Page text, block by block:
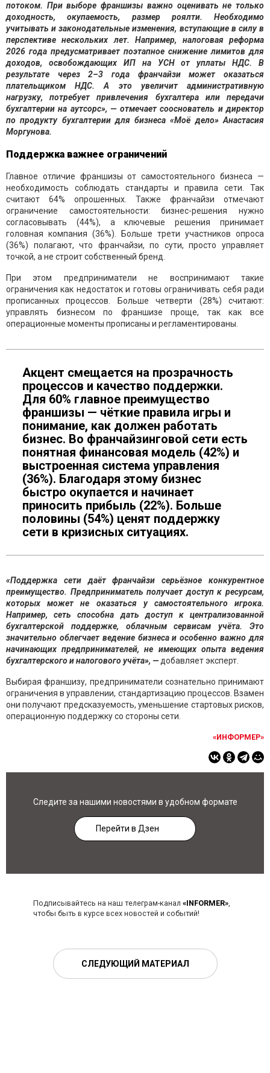
потоком. При выборе франшизы важно оценивать не только
доходность, окупаемость, размер роялти. Необходимо
учитывать и законодательные изменения, вступающие в силу в
перспективе нескольких лет. Например, налоговая реформа
2026 года предусматривает поэтапное снижение лимитов для
доходов, освобождающих ИП на УСН от уплаты НДС. В
результате через 2–3 года франчайзи может оказаться
плательщиком НДС. А это увеличит административную
нагрузку, потребует привлечения бухгалтера или передачи
бухгалтерии на аутсорс», — отмечает сооснователь и директор
по продукту бухгалтерии для бизнеса «Моё дело» Анастасия
Моргунова.
Поддержка важнее ограничений
Главное отличие франшизы от самостоятельного бизнеса —
необходимость соблюдать стандарты и правила сети. Так
считают 64% опрошенных. Также франчайзи отмечают
ограничение самостоятельности: бизнес-решения нужно
согласовывать (44%), а ключевые решения принимает
головная компания (36%). Больше трети участников опроса
(36%) полагают, что франчайзи, по сути, просто управляет
точкой, а не строит собственный бренд.
При этом предприниматели не воспринимают такие
ограничения как недостаток и готовы ограничивать себя ради
прописанных процессов. Больше четверти (28%) считают:
управлять бизнесом по франшизе проще, так как все
операционные моменты прописаны и регламентированы.
Акцент смещается на прозрачность
процессов и качество поддержки.
Для 60% главное преимущество
франшизы — чёткие правила игры и
понимание, как должен работать
бизнес. Во франчайзинговой сети есть
понятная финансовая модель (42%) и
выстроенная система управления
(36%). Благодаря этому бизнес
быстро окупается и начинает
приносить прибыль (22%). Больше
половины (54%) ценят поддержку
сети в кризисных ситуациях.
«Поддержка сети даёт франчайзи серьёзное конкурентное
преимущество. Предприниматель получает доступ к ресурсам,
которых можетне оказаться у самостоятельного игрока.
Например, сеть способнадать доступ к централизованной
бухгалтерской поддержке, облачным сервисам учёта. Это
значительно облегчает ведение бизнеса и особенно важно для
начинающих предпринимателей, не имеющих опыта ведения
бухгалтерского и налогового учёта», —добавляет эксперт.
Выбирая франшизу, предприниматели сознательно принимают
ограничения в управлении, стандартизацию процессов. Взамен
они получают предсказуемость, уменьшение стартовых рисков,
операционную поддержку со стороны сети.
«ИНФОРМЕР»
Следите за нашими новостями в удобном формате
Перейти в Дзен
Подписывайтесь на наш телеграм-канал «INFORMER»,
чтобы быть в курсе всех новостей и событий!
СЛЕДУЮЩИЙ МАТЕРИАЛ